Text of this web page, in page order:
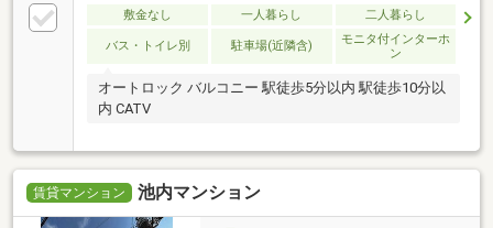
敷金なし 一人暮らし 二人暮らし
バス・トイレ別 駐車場(近隣含)
モニタ付インターホ
ン
オートロック バルコニー 駅徒歩5分以内 駅徒歩10分以
内 CATV
賃貸マンション 池内マンション